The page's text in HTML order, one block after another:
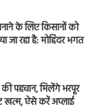
के लिए किसानों को
जा रहा है: मोहिंदर भगत
पहचान, मिलेंगे भरपूर
खत्म, ऐसे करें अप्लाई